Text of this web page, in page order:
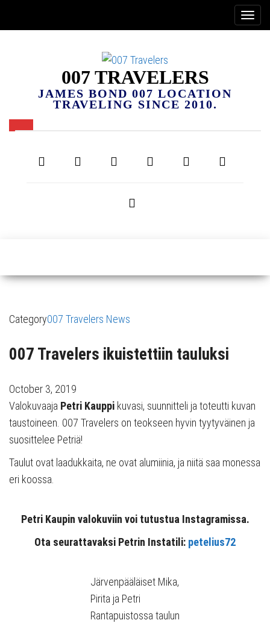
007 TRAVELERS
JAMES BOND 007 LOCATION
TRAVELING SINCE 2010.
Category007 Travelers News
007 Travelers ikuistettiin tauluksi
October 3, 2019
Valokuvaaja Petri Kauppi kuvasi, suunnitteli ja toteutti kuvan
taustoineen. 007 Travelers on teokseen hyvin tyytyväinen ja
suosittelee Petriä!
Taulut ovat laadukkaita, ne ovat alumiinia, ja niitä saa monessa
eri koossa.
Petri Kaupin valokuviin voi tutustua Instagramissa.
Ota seurattavaksi Petrin Instatili: petelius72
Järvenpääläiset Mika,
Pirita ja Petri
Rantapuistossa taulun